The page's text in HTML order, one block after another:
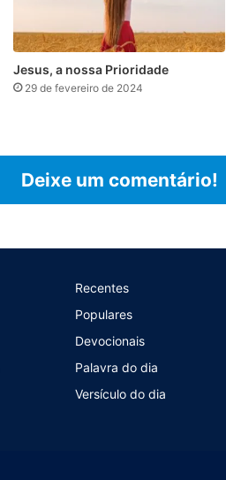
Jesus, a nossa Prioridade
29 de fevereiro de 2024
Deixe um comentário!
Recentes
Populares
Devocionais
Palavra do dia
Versículo do dia